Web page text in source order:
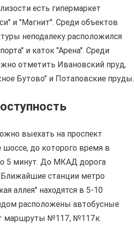
есть гипермаркет
и "Магнит". Среди объектов
неподалеку расположился
и каток "Арена". Среди
отметить Ивановский пруд,
Бутово" и Потаповские пруды.
выехать на проспект
до которого время в
5 минут. До МКАД дорога
станции метро
аллея" находятся в 5-10
расположены автобусные
маршруты №117, №117к.